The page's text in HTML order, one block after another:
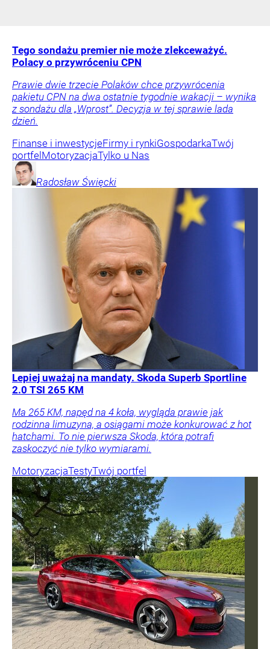
Tego sondażu premier nie może zlekceważyć.
Polacy o przywróceniu CPN
Prawie dwie trzecie Polaków chce przywrócenia
pakietu CPN na dwa ostatnie tygodnie wakacji – wynika
z sondażu dla „Wprost”. Decyzja w tej sprawie lada
dzień.
Finanse i inwestycjeFirmy i rynkiGospodarkaTwój
portfel MotoryzacjaTylko u Nas
Radosław Święcki
Lepiej uważaj na mandaty. Skoda Superb Sportline
2.0 TSI 265 KM
Ma 265 KM, napęd na 4 koła, wygląda prawie jak
rodzinna limuzyna, a osiągami może konkurować z hot
hatchami. To nie pierwsza Skoda, która potrafi
zaskoczyć nie tylko wymiarami.
MotoryzacjaTestyTwój portfel